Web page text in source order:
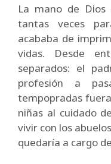
La mano de Dios
tantas veces
acababa de
vidas. Desde
separados: el
profesión a
tempopradas
niñas al cuidado
vivir con los
quedaría a cargo